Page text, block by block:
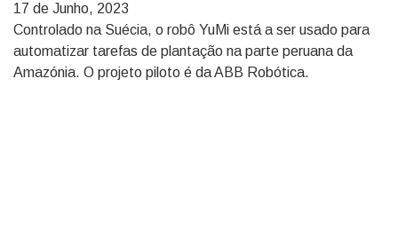
17 de Junho, 2023
Controlado na Suécia, o robô YuMi está a ser usado para
automatizar tarefas de plantação na parte peruana da
Amazónia. O projeto piloto é da ABB Robótica.